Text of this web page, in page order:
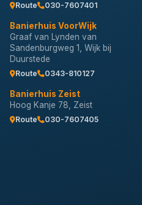
Route 030-7607401
Banierhuis VoorWijk
Graaf van Lynden van
Sandenburgweg 1, Wijk bij
Duurstede
Route 0343-810127
Banierhuis Zeist
Hoog Kanje 78, Zeist
Route 030-7607405